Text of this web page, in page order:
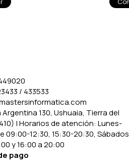
/ 433533
130, Ushuaia, Tierra del
| Horarios de atención: Lunes-
09:00-12:30, 15:30-20:30, Sábados
y 16:00 a 20:00
pago